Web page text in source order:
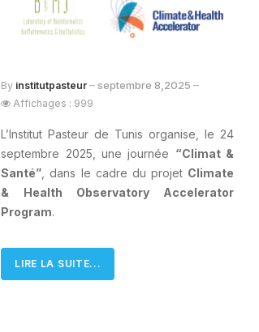
By institutpasteur septembre 8,2025
Affichages : 999
L’Institut Pasteur de Tunis organise, le 24
septembre 2025, une journée “Climat &
Santé” , dans le cadre du projet Climate
& Health Observatory Accelerator
Program.
LIRE LA SUITE...